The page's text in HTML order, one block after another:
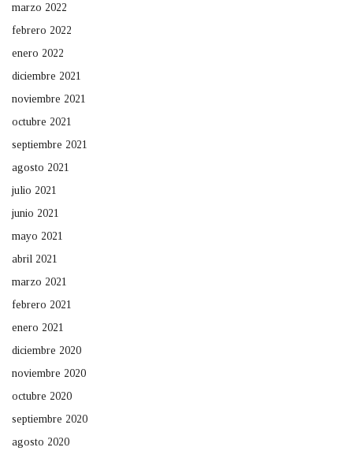
marzo 2022
febrero 2022
enero 2022
diciembre 2021
noviembre 2021
octubre 2021
septiembre 2021
agosto 2021
julio 2021
junio 2021
mayo 2021
abril 2021
marzo 2021
febrero 2021
enero 2021
diciembre 2020
noviembre 2020
octubre 2020
septiembre 2020
agosto 2020